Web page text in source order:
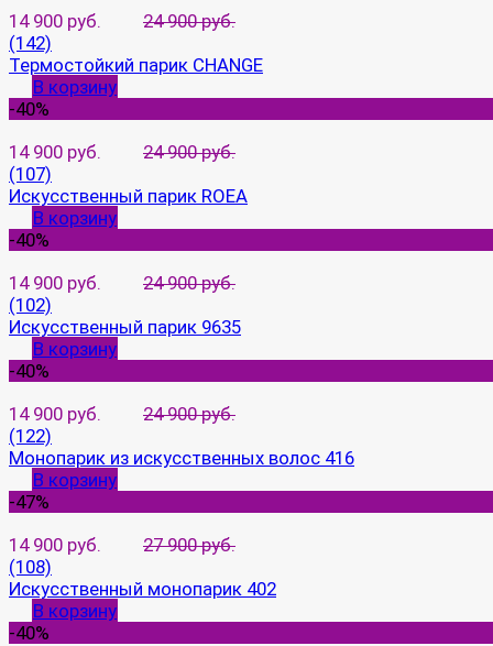
14 900 руб.
24 900 руб.
(142)
Термостойкий парик CHANGE
В корзину
-40%
14 900 руб.
24 900 руб.
(107)
Искусственный парик ROEA
В корзину
-40%
14 900 руб.
24 900 руб.
(102)
Искусственный парик 9635
В корзину
-40%
14 900 руб.
24 900 руб.
(122)
Монопарик из искусственных волос 416
В корзину
-47%
14 900 руб.
27 900 руб.
(108)
Искусственный монопарик 402
В корзину
-40%